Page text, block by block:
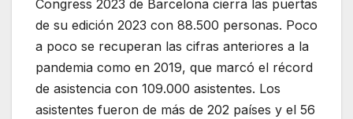
Congress 2023 de Barcelona cierra las puertas
de su edición 2023 con 88.500 personas. Poco
a poco se recuperan las cifras anteriores a la
pandemia como en 2019, que marcó el récord
de asistencia con 109.000 asistentes. Los
asistentes fueron de más de 202 países y el 56